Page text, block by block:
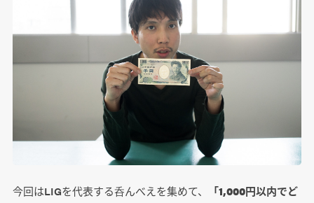
今回はLIGを代表する呑んべえを集めて、
「1,000円以内でど